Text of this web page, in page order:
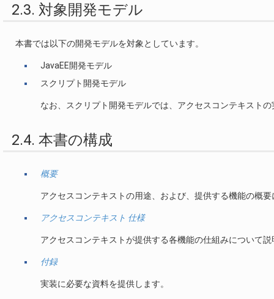
2.3. 対象開発モデル
本書では以下の開発モデルを対象としています。
JavaEE開発モデル
スクリプト開発モデル
なお、スクリプト開発モデルでは、アクセスコンテキスト
2.4. 本書の構成
概要
アクセスコンテキストの用途、および、提供する機能の概
アクセスコンテキスト 仕様
アクセスコンテキストが提供する各機能の仕組みについて説
付録
実装に必要な資料を提供します。